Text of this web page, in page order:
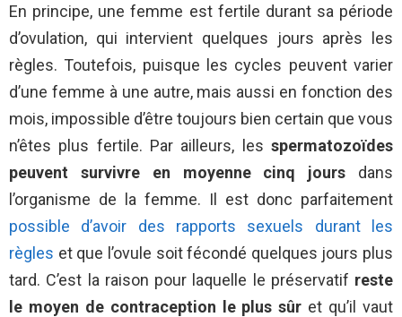
En principe, une femme est fertile durant sa période
d’ovulation, qui intervient quelques jours après les
règles. Toutefois, puisque les cycles peuvent varier
d’une femme à une autre, mais aussi en fonction des
mois, impossible d’être toujours bien certain que vous
n’êtes plus fertile. Par ailleurs, les spermatozoïdes
peuvent survivre en moyenne cinq jours dans
l’organisme de la femme. Il est donc parfaitement
possible d’avoir des rapports sexuels durant les
règles et que l’ovule soit fécondé quelques jours plus
tard. C’est la raison pour laquelle le préservatif reste
le moyen de contraception le plus sûr et qu’il vaut